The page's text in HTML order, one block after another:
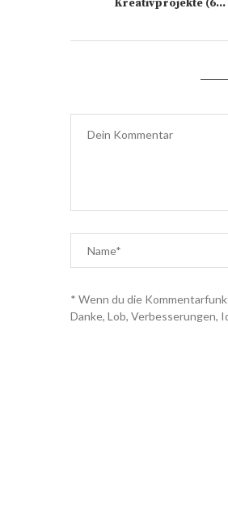
Kreativprojekte (6...
* Wenn du die
Danke, Lob, Verbesserungen,